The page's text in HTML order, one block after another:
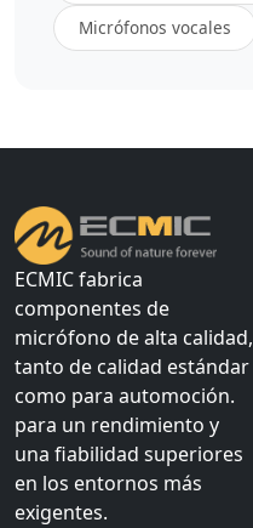
Micrófonos vocales
ECMIC fabrica
componentes de
micrófono de alta calidad,
tanto de calidad estándar
como para automoción.
para un rendimiento y
una fiabilidad superiores
en los entornos más
exigentes.